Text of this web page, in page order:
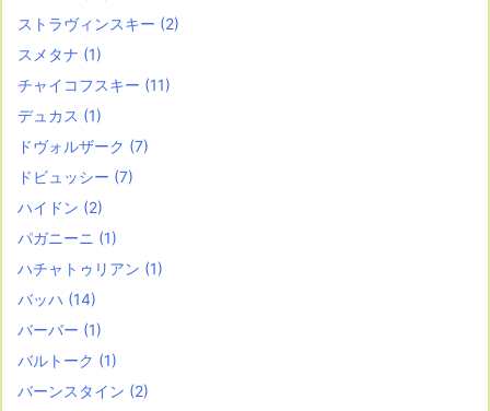
ストラヴィンスキー (2)
スメタナ (1)
チャイコフスキー (11)
デュカス (1)
ドヴォルザーク (7)
ドビュッシー (7)
ハイドン (2)
パガニーニ (1)
ハチャトゥリアン (1)
バッハ (14)
バーバー (1)
バルトーク (1)
バーンスタイン (2)